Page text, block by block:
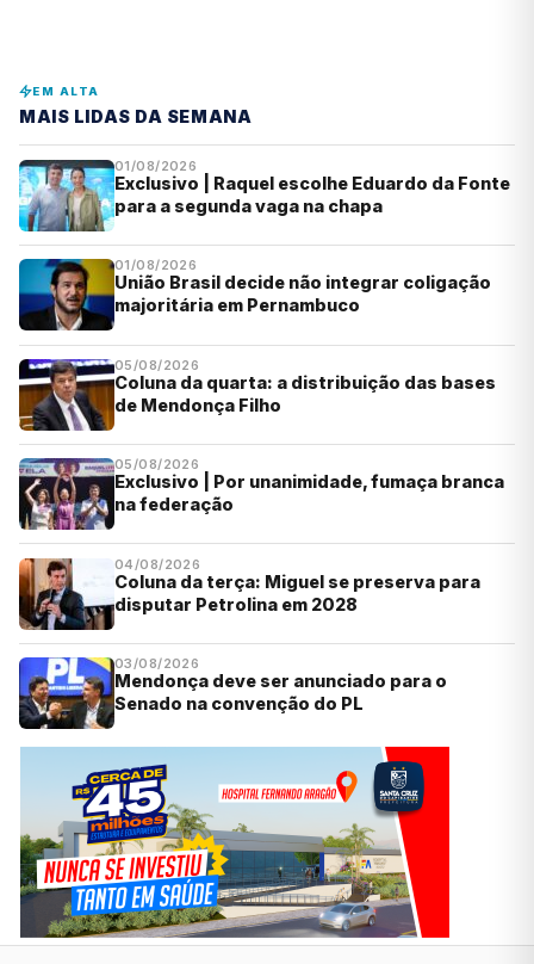
EM ALTA
MAIS LIDAS DA SEMANA
01/08/2026
Exclusivo | Raquel escolhe Eduardo da Fonte
para a segunda vaga na chapa
01/08/2026
União Brasil decide não integrar coligação
majoritária em Pernambuco
05/08/2026
Coluna da quarta: a distribuição das bases
de Mendonça Filho
05/08/2026
Exclusivo | Por unanimidade, fumaça branca
na federação
04/08/2026
Coluna da terça: Miguel se preserva para
disputar Petrolina em 2028
03/08/2026
Mendonça deve ser anunciado para o
Senado na convenção do PL